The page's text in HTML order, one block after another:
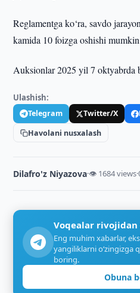
Reglamentga ko‘ra, savdo
kamida 10 foizga oshishi
Auksionlar 2025 yil 7 oktyabrda
Ulashish:
Telegram Twitter/X
Havolani nusxalash
Dilafro'z Niyazova·👁 1684 views·
Voqealar rivojidan
Eng muhim xabarlar,
yangiliklarni o‘zingizga
boring.
Obuna